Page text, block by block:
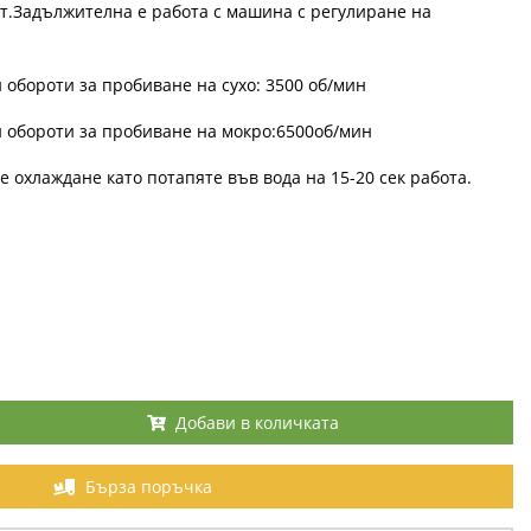
е работа с машина с регулиране на
за пробиване на сухо: 3500 об/мин
за пробиване на мокро:6500об/мин
като потапяте във вода на 15-20 сек работа.
Добави в количката
Бърза поръчка